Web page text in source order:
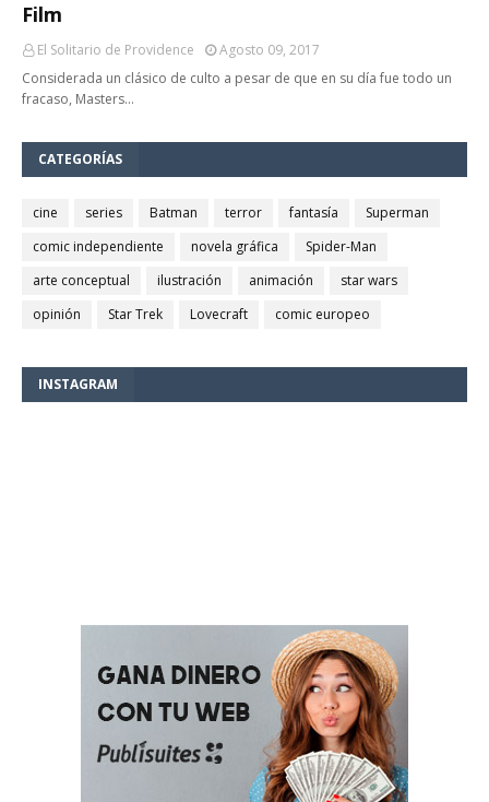
Film
El Solitario de Providence
Agosto 09, 2017
Considerada un clásico de culto a pesar de que en su día fue todo un
fracaso, Masters…
CATEGORÍAS
cine series Batman terror fantasía
Superman
comic independiente
novela gráfica
Spider-Man
arte conceptual
ilustración animación
star wars
opinión
Star Trek Lovecraft comic europeo
INSTAGRAM